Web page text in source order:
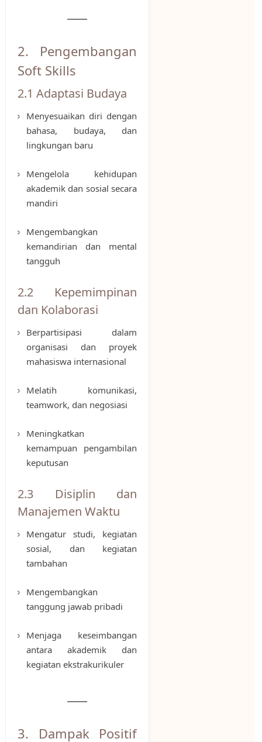
2. Pengembangan
Soft Skills
2.1 Adaptasi Budaya
Menyesuaikan diri dengan
bahasa, budaya, dan
lingkungan baru
Mengelola kehidupan
akademik dan sosial secara
mandiri
Mengembangkan
kemandirian dan mental
tangguh
2.2 Kepemimpinan
dan Kolaborasi
Berpartisipasi dalam
organisasi dan proyek
mahasiswa internasional
Melatih komunikasi,
teamwork, dan negosiasi
Meningkatkan
kemampuan pengambilan
keputusan
2.3 Disiplin dan
Manajemen Waktu
Mengatur studi, kegiatan
sosial, dan kegiatan
tambahan
Mengembangkan
tanggung jawab pribadi
Menjaga keseimbangan
antara akademik dan
kegiatan ekstrakurikuler
3. Dampak Positif